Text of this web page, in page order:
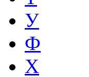
У
Ф
Х